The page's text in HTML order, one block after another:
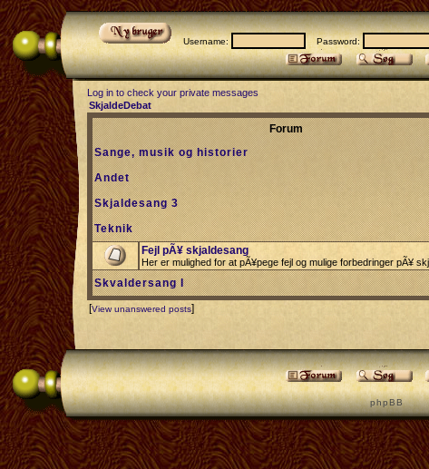
Username: Password:
Log in to check your private messages
SkjaldeDebat
Forum
Sange, musik og historier
Andet
Skjaldesang 3
Teknik
Fejl pÃ¥ skjaldesang
Her er mulighed for at pÃ¥pege fejl og mulige forbedringer pÃ¥
Skvaldersang I
[View unanswered posts]
p h p B B